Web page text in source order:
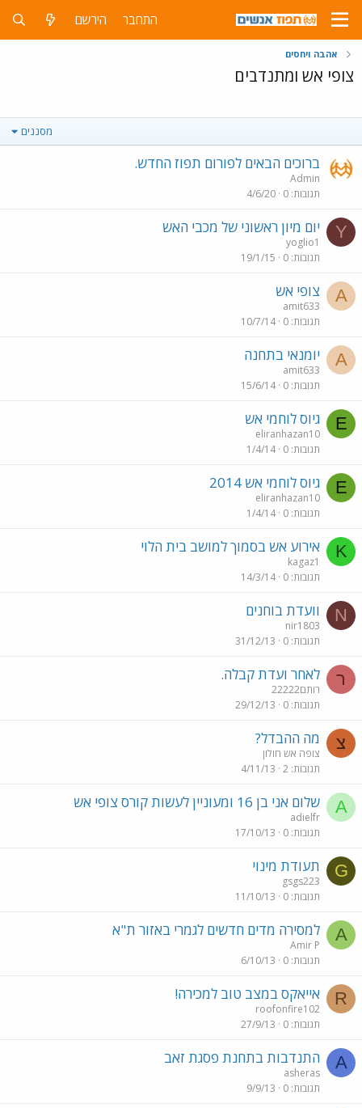
התחבר הירשם
אהבה ויחסים
צופי אש ומתנדבים
מסננים
ברוכים הבאים לפורום תפוז החדש.
Admin
תגובות 0
4/6/20
Y יום מיון ראשוני של מכבי האש
yoglio1
תגובות 0
19/1/15
A צופי אש
amit633
תגובות 0
10/7/14
A יומנאי בתחנה
amit633
תגובות 0
15/6/14
E גיוס לוחמי אש
eliranhazan10
תגובות 0
1/4/14
E גיוס לוחמי אש 2014
eliranhazan10
תגובות 0
1/4/14
K אירוע אש בסמוך למושב בית הלוי
kagaz1
תגובות 0
14/3/14
N וועדת בוחנים
nir1803
תגובות 0
31/12/13
ר לאחר ועדת קבלה.
רותם22222
תגובות 0
29/12/13
צ מה ההבדל?
צופה אש חולון
תגובות 2
4/11/13
A שלום אני בן 16 ומעוניין לעשות קורס צופי אש
adielfr
תגובות 0
17/10/13
G תעודת מינוי
gsgs223
תגובות 0
11/10/13
A למסירה מדים חדשים לגמרי באזור ת"א
Amir P
תגובות 0
6/10/13
R אייאקס במצב טוב למכירה!
roofonfire102
תגובות 0
27/9/13
A התנדבות בתחנת פסגת זאב
asheras
תגובות 0
9/9/13